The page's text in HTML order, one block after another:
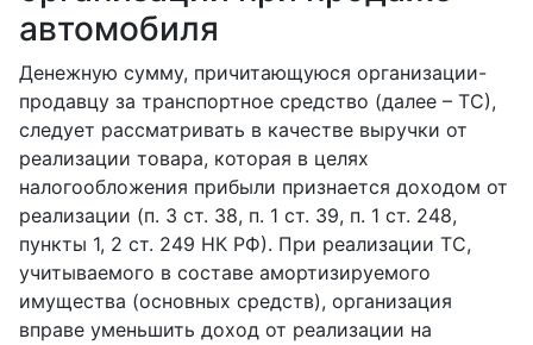
автомобиля
Денежную сумму, причитающуюся организации-
продавцу за транспортное средство (далее – ТС),
следует рассматривать в качестве выручки от
реализации товара, которая в целях
налогообложения прибыли признается доходом от
реализации (п. 3 ст. 38, п. 1 ст. 39, п. 1 ст. 248,
пункты 1, 2 ст. 249 НК РФ). При реализации ТС,
учитываемого в составе амортизируемого
имущества (основных средств), организация
вправе уменьшить доход от реализации на